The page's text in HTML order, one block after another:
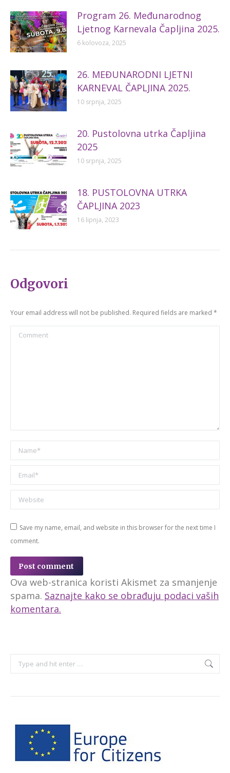
Program 26. Međunarodnog
Ljetnog Karnevala Čapljina 2025.
6 kolovoza, 2025
26. MEĐUNARODNI LJETNI
KARNEVAL ČAPLJINA 2025.
10 srpnja, 2025
20. Pustolovna utrka Čapljina
2025
10 srpnja, 2025
18. PUSTOLOVNA UTRKA
ČAPLJINA 2023
16 lipnja, 2023
Odgovori
Your email address will not be published. Required fields are marked *
Comment
Name *
Email *
Website
Save my name, email, and website in this browser for the next time I
comment.
Post comment
Ova web-stranica koristi Akismet za smanjenje
spama. Saznajte kako se obrađuju podaci vaših
komentara.
Search: